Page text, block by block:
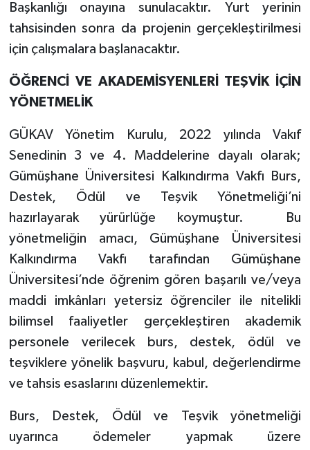
Başkanlığı onayına sunulacaktır. Yurt yerinin
tahsisinden sonra da projenin gerçekleştirilmesi
için çalışmalara başlanacaktır.
ÖĞRENCİ VE AKADEMİSYENLERİ TEŞVİK İÇİN
YÖNETMELİK
GÜKAV Yönetim Kurulu, 2022 yılında Vakıf
Senedinin 3 ve 4. Maddelerine dayalı olarak;
Gümüşhane Üniversitesi Kalkındırma Vakfı Burs,
Destek, Ödül ve Teşvik Yönetmeliği’ni
hazırlayarak yürürlüğe koymuştur. Bu
yönetmeliğin amacı, Gümüşhane Üniversitesi
Kalkındırma Vakfı tarafından Gümüşhane
Üniversitesi’nde öğrenim gören başarılı ve/veya
maddi imkânları yetersiz öğrenciler ile nitelikli
bilimsel faaliyetler gerçekleştiren akademik
personele verilecek burs, destek, ödül ve
teşviklere yönelik başvuru, kabul, değerlendirme
ve tahsis esaslarını düzenlemektir.
Burs, Destek, Ödül ve Teşvik yönetmeliği
uyarınca ödemeler yapmak üzere